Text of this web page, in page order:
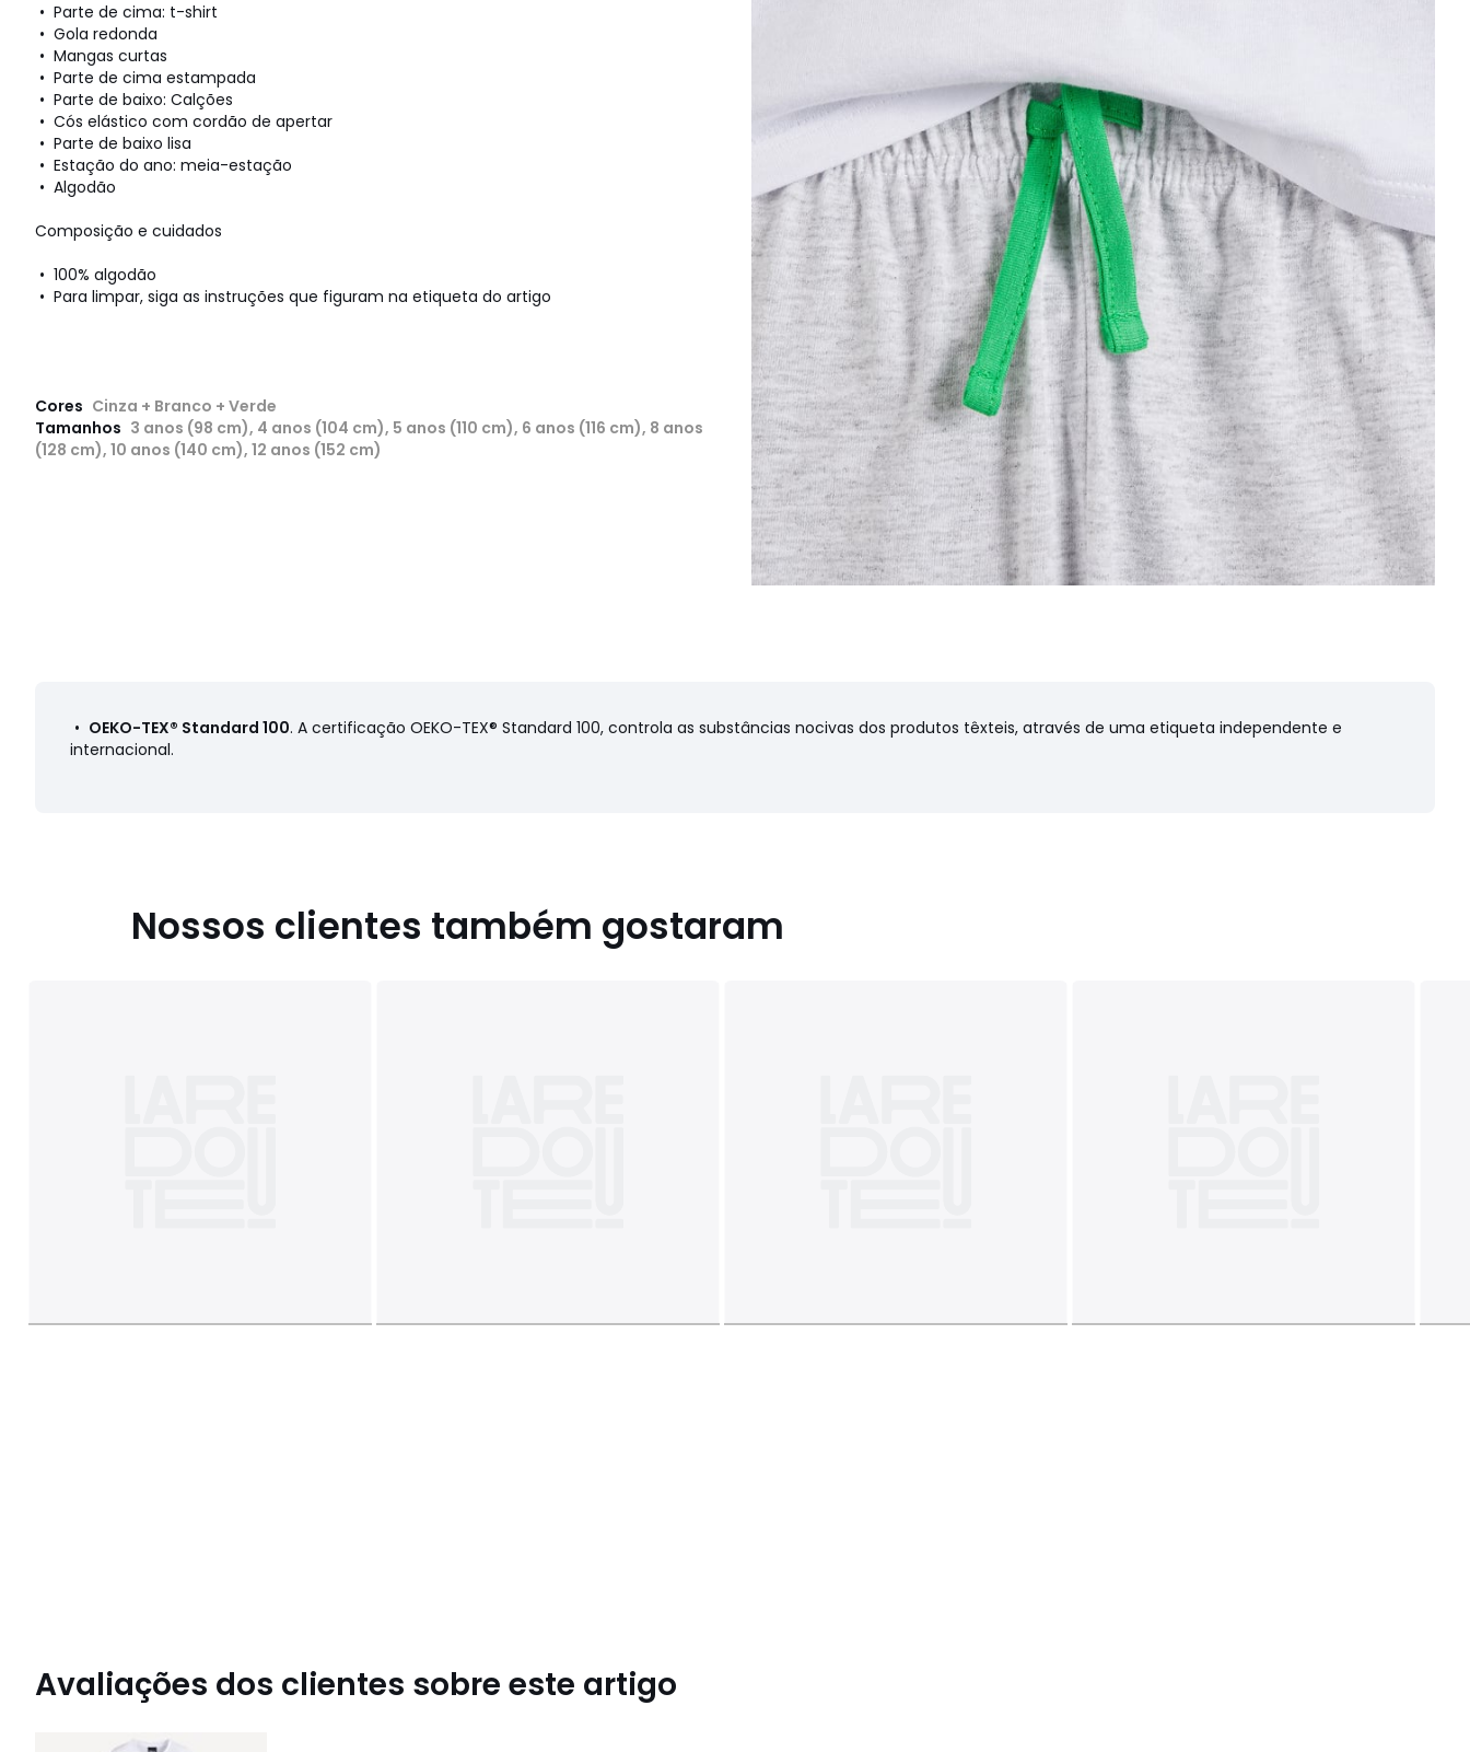
• Parte de cima: t-shirt
• Gola redonda
• Mangas curtas
• Parte de cima estampada
• Parte de baixo: Calções
• Cós elástico com cordão de apertar
• Parte de baixo lisa
• Estação do ano: meia-estação
• Algodão
Composição e cuidados
• 100% algodão
• Para limpar, siga as instruções que figuram na etiqueta do artigo
Cores Cinza + Branco + Verde
Tamanhos 3 anos (98 cm), 4 anos (104 cm), 5 anos (110 cm), 6 anos (116 cm), 8 anos
(128 cm), 10 anos (140 cm), 12 anos (152 cm)
• OEKO-TEX® Standard 100. A certificação OEKO-TEX® Standard 100, controla as substâncias nocivas dos produtos têxteis, através de uma etiqueta independente e
internacional.
Nossos clientes também gostaram
Avaliações dos clientes sobre este artigo